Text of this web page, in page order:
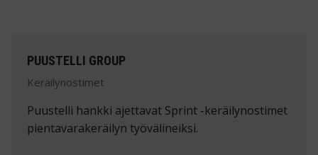
PUUSTELLI GROUP
Keräilynostimet
Puustelli hankki ajettavat Sprint -keräilynostimet
pientavarakeräilyn työvälineiksi.